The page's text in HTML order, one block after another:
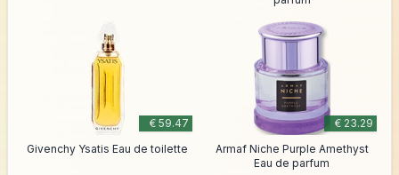
€ 59.47
Givenchy Ysatis Eau de toilette
€ 23.29
Armaf Niche Purple Amethyst
Eau de parfum